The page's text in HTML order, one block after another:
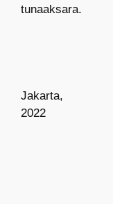
tunaaksara.
Jakarta,
2022